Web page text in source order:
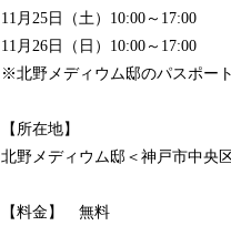
11月25日（土）10:00～17:00
11月26日（日）10:00～17:00
※北野メディウム邸のパスポー
【所在地】
北野メディウム邸＜神戸市中央
【料金】 無料